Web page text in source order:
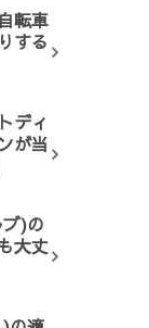
転車
する
ディ
が当
)の
大丈